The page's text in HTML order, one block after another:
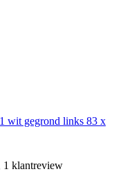
wit gegrond links 83 x
1 klantreview